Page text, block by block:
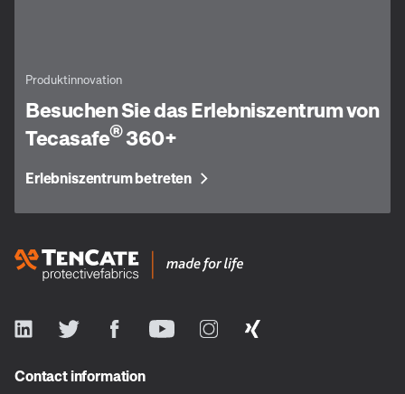
Produktinnovation
Besuchen Sie das Erlebniszentrum von
Tecasafe®360+
Erlebniszentrum betreten
Contact information